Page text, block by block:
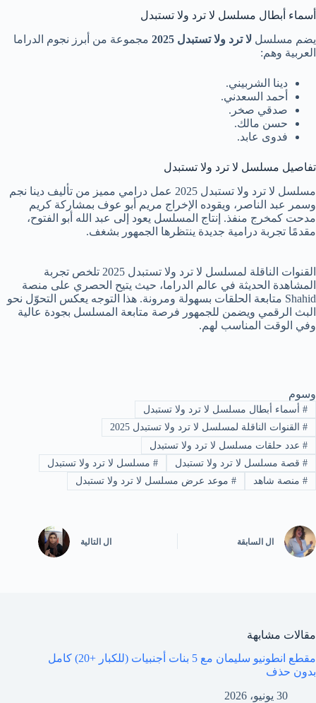
أسماء أبطال مسلسل لا ترد ولا تستبدل
يضم مسلسل لا ترد ولا تستبدل 2025
مجموعة من أبرز نجوم الدراما
العربية وهم:
دينا الشربيني.
أحمد السعدني.
صدقي صخر.
حسن مالك.
فدوى عابد.
تفاصيل مسلسل لا ترد ولا تستبدل
مسلسل لا ترد ولا تستبدل 2025 عمل درامي مميز من تأليف دينا نجم
وسمر عبد الناصر، ويقوده الإخراج مريم أبو عوف بمشاركة كريم
مدحت كمخرج منفذ. إنتاج المسلسل يعود إلى عبد الله أبو الفتوح،
مقدمًا تجربة درامية جديدة ينتظرها الجمهور بشغف.
القنوات الناقلة لمسلسل لا ترد ولا تستبدل 2025 تلخص تجربة
المشاهدة الحديثة في عالم الدراما، حيث يتيح الحصري على منصة
Shahid متابعة الحلقات بسهولة ومرونة. هذا التوجه يعكس التحوّل نحو
البث الرقمي ويضمن للجمهور فرصة متابعة المسلسل بجودة عالية
وفي الوقت المناسب لهم.
وسوم
#أسماء أبطال مسلسل لا ترد ولا تستبدل
#القنوات الناقلة لمسلسل لا ترد ولا تستبدل 2025
#عدد حلقات مسلسل لا ترد ولا تستبدل
#قصة مسلسل لا ترد ولا تستبدل #مسلسل لا ترد ولا تستبدل
#منصة شاهد #موعد عرض مسلسل لا ترد ولا تستبدل
ال السابقة ال التالية
مقالات مشابهة
مقطع انطونيو سليمان مع 5 بنات أجنبيات (للكبار +20) كامل
بدون حذف
30 يونيو، 2026